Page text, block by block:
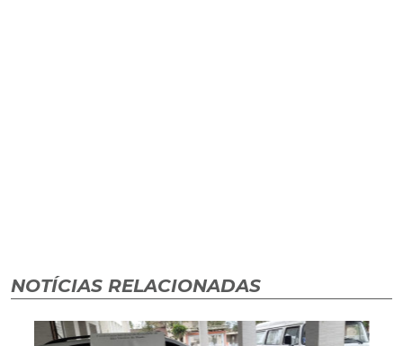
NOTÍCIAS RELACIONADAS